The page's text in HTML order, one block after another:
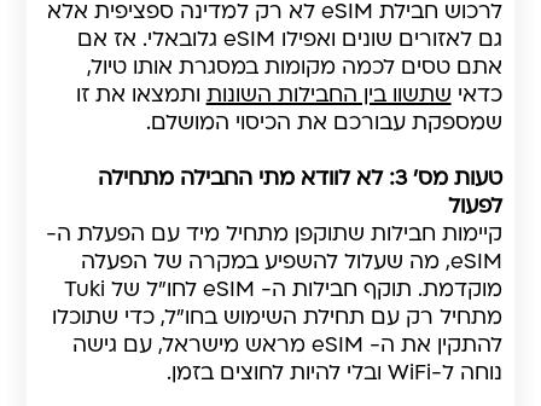
לרכוש חבילת eSIM לא רק למדינה ספציפית אלא
גם לאזורים שונים ואפילו eSIM גלובאלי. אז אם
אתם טסים לכמה מקומות במסגרת אותו טיול,
כדאי שתשוו בין החבילות השונות ותמצאו את זו
שמספקת עבורכם את הכיסוי המושלם.
טעות מס' 3: לא לוודא מתי החבילה מתחילה
לפעול
קיימות חבילות שתוקפן מתחיל מיד עם הפעלת ה-
eSIM, מה שעלול להשפיע במקרה של הפעלה
מוקדמת. תוקף חבילות ה- eSIM לחו"ל של Tuki
מתחיל רק עם תחילת השימוש בחו"ל, כדי שתוכלו
להתקין את ה- eSIM מראש מישראל, עם גישה
נוחה ל-WiFi ובלי להיות לחוצים בזמן.